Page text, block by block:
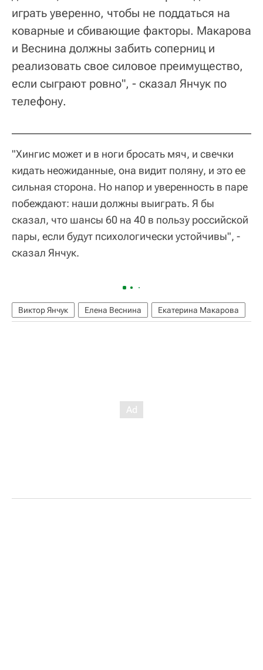
играть уверенно, чтобы не поддаться на
коварные и сбивающие факторы. Макарова
и Веснина должны забить соперниц и
реализовать свое силовое преимущество,
если сыграют ровно", - сказал Янчук по
телефону.
"Хингис может и в ноги бросать мяч, и свечки
кидать неожиданные, она видит поляну, и это ее
сильная сторона. Но напор и уверенность в паре
побеждают: наши должны выиграть. Я бы
сказал, что шансы 60 на 40 в пользу российской
пары, если будут психологически устойчивы", -
сказал Янчук.
Виктор Янчук Елена Веснина Екатерина Макарова